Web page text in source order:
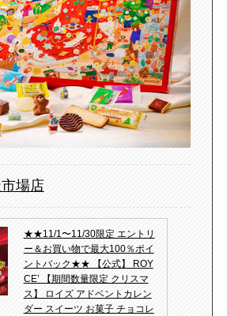
場店
★★11/1〜11/30限定 エントリ
ー＆お買い物で最大100％ポイ
ントバック★★ 【公式】 ROY
CE’ 【期間数量限定 クリスマ
ス】 ロイズ アドベントカレン
ダー スイーツ お菓子 チョコレ